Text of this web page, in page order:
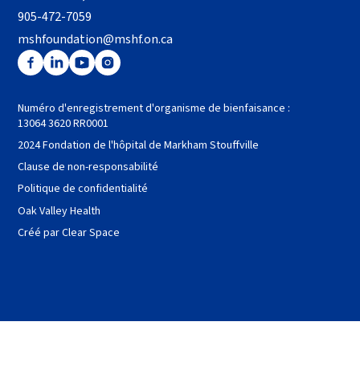
905-472-7059
mshfoundation@mshf.on.ca
Numéro d'enregistrement d'organisme de bienfaisance :
13064 3620 RR0001
2024 Fondation de l'hôpital de Markham Stouffville
Clause de non-responsabilité
Politique de confidentialité
Oak Valley Health
Créé par Clear Space